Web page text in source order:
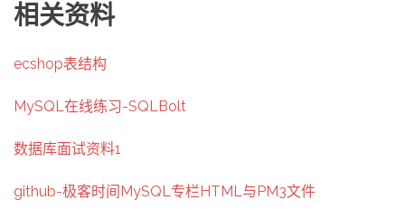
相关资料
ecshop表结构
MySQL在线练习-SQLBolt
数据库面试资料1
github-极客时间MySQL专栏HTML与PM3文件